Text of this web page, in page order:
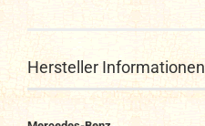
Hersteller Informationen